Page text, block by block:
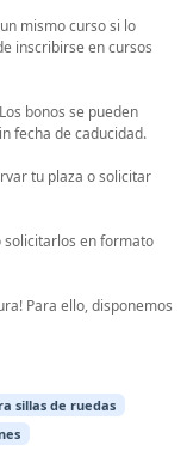
mismo curso si lo
inscribirse en cursos
bonos se pueden
fecha de caducidad.
tu plaza o solicitar
solicitarlos en formato
Para ello, disponemos
sillas de ruedas